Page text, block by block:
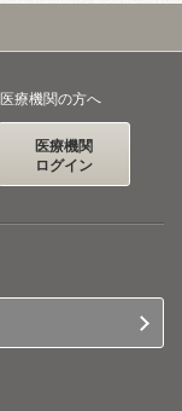
医療機関の方へ
医療機関
ログイン